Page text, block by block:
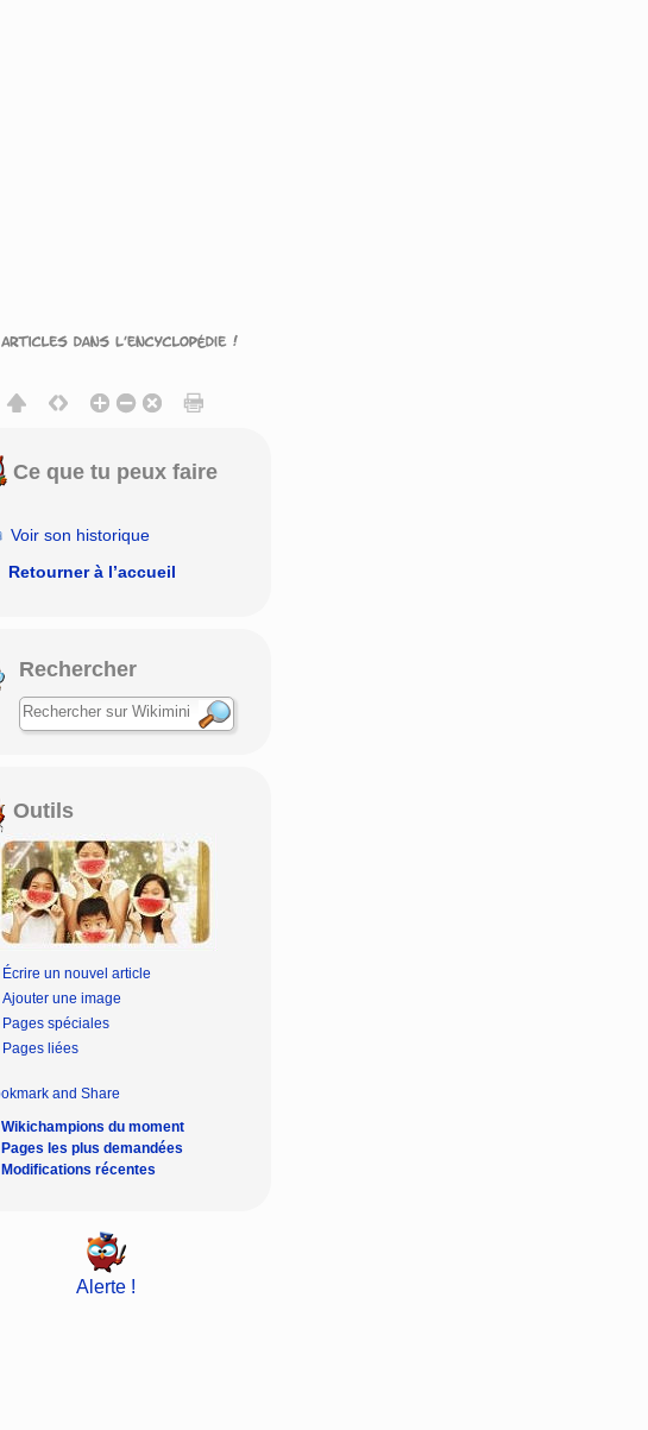
Ce que tu peux faire
Voir son historique
Retourner à l’accueil
Rechercher
Outils
Écrire un nouvel article
Ajouter une image
Pages spéciales
Pages liées
Wikichampions du moment
Pages les plus demandées
Modifications récentes
Alerte !